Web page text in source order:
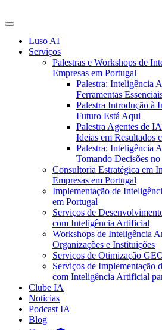
Luso AI
Serviços
Palestras e Workshops de
Empresas em Portugal
Palestra: Inteligência
Ferramentas
Palestra Introdução à
Futuro Está Aqui
Palestra Agentes de
Ideias em Resultados
Palestra: Inteligência
Tomando Decisões
Consultoria Estratégica em
Empresas em Portugal
Implementação de
em Portugal
Serviços de
com Inteligência Artificial
Workshops de Inteligência
Organizações e Instituições
Serviços de Otimização
Serviços de Implementação
com Inteligência Artificial
Clube IA
Noticias
Podcast IA
Blog